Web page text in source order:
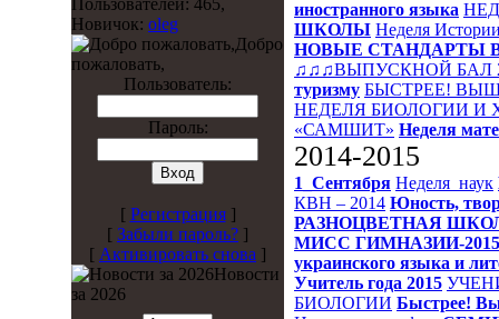
Пользователей: 465,
Новичок: oleg
Добро
пожаловать,
Пользователь:
Пароль:
[ Регистрация]
[ Забыли пароль? ]
[ Активировать снова ]
Новости
за 2026
иностранного языка
ШКОЛЫ Неделя
НОВЫЕ СТАНДАРТЫ
♫♫♫ВЫПУСКНОЙ БАЛ
туризму БЫСТРЕЕ!
НЕДЕЛЯ БИОЛОГИИ И
«САМШИТ» Неделя
2014-2015
1_Сентября Неделя_наук
КВН – 2014 Юность,
РАЗНОЦВЕТНАЯ
МИСС ГИМНАЗИИ-2015
украинского языка и
Учитель года 2015
БИОЛОГИИ Быстрее!